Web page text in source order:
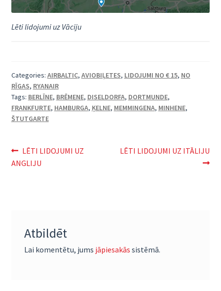
Lēti lidojumi uz Vāciju
Categories: AIRBALTIC, AVIOBIĻETES, LIDOJUMI NO € 15, NO
RĪGAS, RYANAIR
Tags: BERLĪNE, BRĒMENE, DISELDORFA, DORTMUNDE,
FRANKFURTE, HAMBURGA, ĶELNE, MEMMINGENA, MINHENE,
ŠTUTGARTE
Ziņu
izvēlne
Previous
post:
LĒTI LIDOJUMI UZ
ANGLIJU
Next
LĒTI LIDOJUMI UZ ITĀLIJU
Atbildēt
Lai komentētu, jums jāpiesakās sistēmā.